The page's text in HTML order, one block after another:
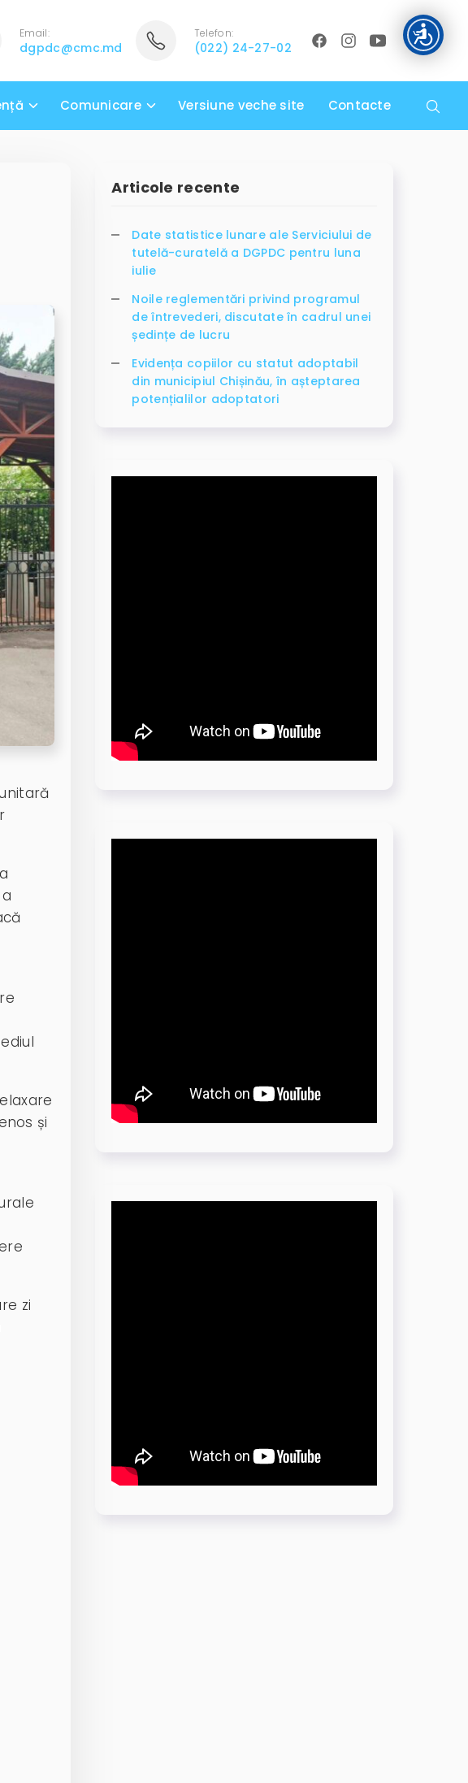
Email:
dgpdc@cmc.md
Telefon:
(022) 24-27-02
Comunicare Versiune veche site Contacte
și
zi
Articole recente
Date statistice lunare ale Serviciului de
tutelă-curatelă a DGPDC pentru luna
iulie
Noile reglementări privind programul
de întrevederi, discutate în cadrul unei
ședințe de lucru
Evidența copiilor cu statut adoptabil
din municipiul Chișinău, în așteptarea
potențialilor adoptatori